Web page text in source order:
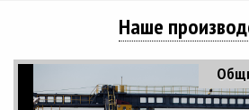
Наше